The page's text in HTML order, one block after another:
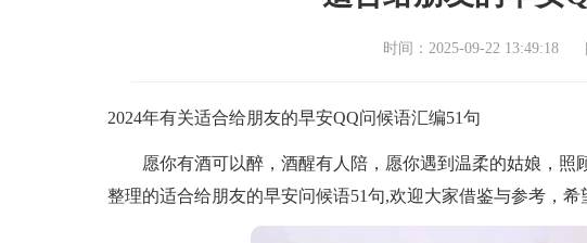
时间：2025-09-22 13:49:18
2024年有关适合给朋友的早安QQ问候语汇编51句
愿你有酒可以醉，酒醒有人陪，愿你遇到温柔的姑娘，照
整理的适合给朋友的早安问候语51句,欢迎大家借鉴与参考，希